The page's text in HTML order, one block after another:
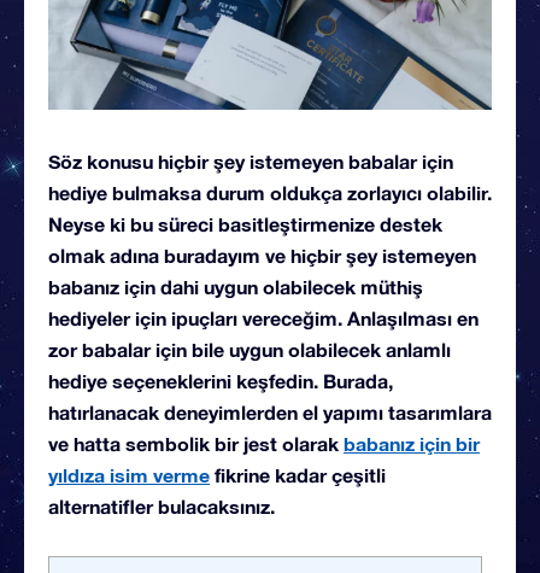
Söz konusu hiçbir şey istemeyen babalar için
hediye bulmaksa durum oldukça zorlayıcı olabilir.
Neyse ki bu süreci basitleştirmenize destek
olmak adına buradayım ve hiçbir şey istemeyen
babanız için dahi uygun olabilecek müthiş
hediyeler için ipuçları vereceğim. Anlaşılması en
zor babalar için bile uygun olabilecek anlamlı
hediye seçeneklerini keşfedin. Burada,
hatırlanacak deneyimlerden el yapımı tasarımlara
ve hatta sembolik bir jest olarak babanız için bir
yıldıza isim verme fikrine kadar çeşitli
alternatifler bulacaksınız.